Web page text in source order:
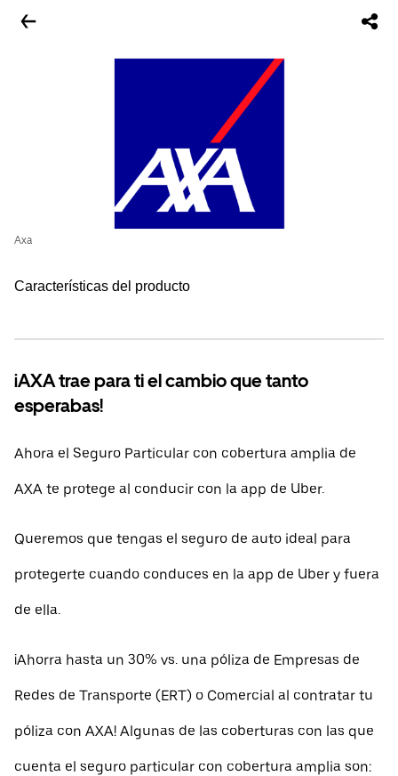
Axa
Características del producto
¡AXA trae para ti el cambio que tanto
esperabas!
Ahora el Seguro Particular con cobertura amplia de
AXA te protege al conducir con la app de Uber.
Queremos que tengas el seguro de auto ideal para
protegerte cuando conduces en la app de Uber y fuera
de ella.
¡Ahorra hasta un 30% vs. una póliza de Empresas de
Redes de Transporte (ERT) o Comercial al contratar tu
póliza con AXA! Algunas de las coberturas con las que
cuenta el seguro particular con cobertura amplia son: